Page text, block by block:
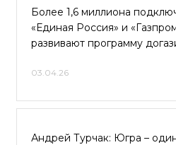
Более 1,6 миллиона
«Единая Россия» и
развивают программу
03.04.26
Андрей Турчак: Югра –